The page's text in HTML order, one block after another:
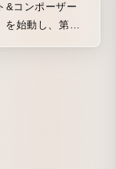
&コンポーザー
を始動し、第二